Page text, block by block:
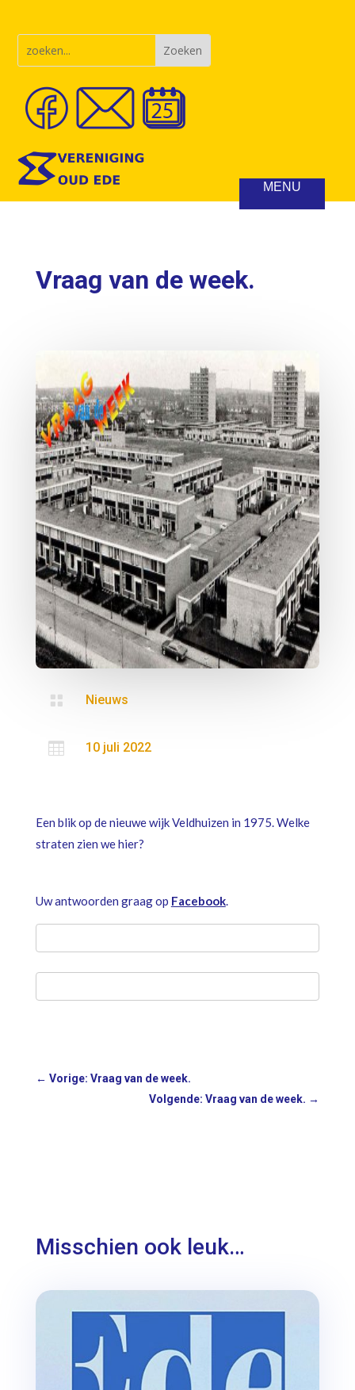
Vraag van de week.
 Nieuws
 10 juli 2022
Een blik op de nieuwe wijk Veldhuizen in 1975. Welke
straten zien we hier?
Uw antwoorden graag op Facebook.
← Vorige: Vraag van de week.
Volgende: Vraag van de week. →
Misschien ook leuk…